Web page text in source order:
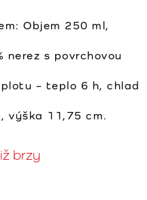
Objem 250 ml,
nerez s povrchovou
– teplo 6 h, chlad
výška 11,75 cm.
brzy